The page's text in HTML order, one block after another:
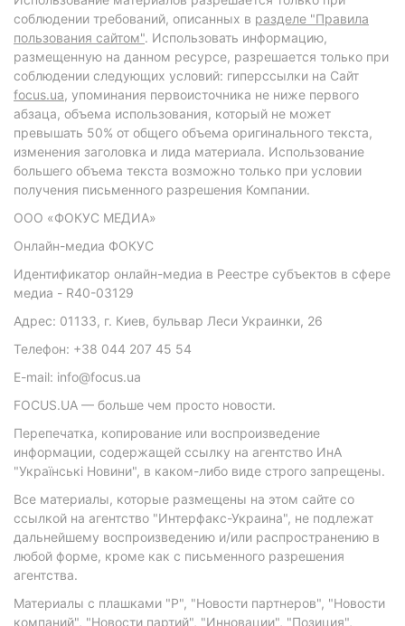
соблюдении требований, описанных в разделе "Правила
пользования сайтом". Использовать информацию,
размещенную на данном ресурсе, разрешается только при
соблюдении следующих условий: гиперссылки на Сайт
focus.ua, упоминания первоисточника не ниже первого
абзаца, объема использования, который не может
превышать 50% от общего объема оригинального текста,
изменения заголовка и лида материала. Использование
большего объема текста возможно только при условии
получения письменного разрешения Компании.
ООО «ФОКУС МЕДИА»
Онлайн-медиа ФОКУС
Идентификатор онлайн-медиа в Реестре субъектов в сфере
медиа - R40-03129
Адрес: 01133, г. Киев, бульвар Леси Украинки, 26
Телефон: +38 044 207 45 54
E-mail: info@focus.ua
FOCUS.UA — больше чем просто новости.
Перепечатка, копирование или воспроизведение
информации, содержащей ссылку на агентство ИнА
"Українські Новини", в каком-либо виде строго запрещены.
Все материалы, которые размещены на этом сайте со
ссылкой на агентство "Интерфакс-Украина", не подлежат
дальнейшему воспроизведению и/или распространению в
любой форме, кроме как с письменного разрешения
агентства.
Материалы с плашками "Р", "Новости партнеров", "Новости
компаний", "Новости партий", "Инновации", "Позиция",